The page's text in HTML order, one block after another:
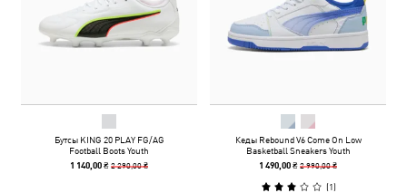
Бутсы KING 20 PLAY FG/AG
Football Boots Youth
1 140,00 ₴2 290,00 ₴
Кеды Rebound V6 Come On Low
Basketball Sneakers Youth
1 490,00 ₴2 990,00 ₴
(1)